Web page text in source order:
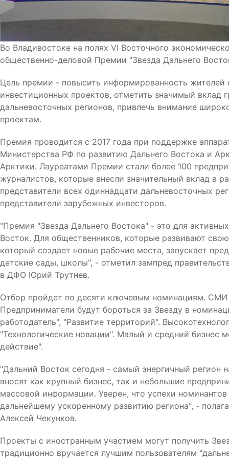
Во Владивостоке на полях VI Восточного
общественно-деловой Премии "Звезда Дальнего
Цель премии - повысить информированность
инвестиционных проектов, отметить значимый вклад
дальневосточных регионов, привлечь внимание
проектам.
Премия проводится с 2017 года при поддержке
Министерства РФ по развитию Дальнего Востока и
Арктики. Лауреатами Премии стали более 100
журналистов, которые внесли значительный вклад в
представители всех одиннадцати дальневосточных
представители зарубежных инвесторов.
"Премия "Звезда Дальнего Востока" - это для
Восток. Для общественников, которые развивают
который создает новые рабочие места, запускает
детские сады, школы", - отметил зампред
в ДФО Юрий Трутнев.
Отбор пройдет по десяти ключевым номинациям.
Предприниматели будут бороться за Звезду в
работодатель", "Развитие территорий".
"Технологические новации". Малый и средний бизнес
действие".
"Дальний Восток сегодня - самый энергичный
вносят как крупный бизнес, так и небольшие
массовой информации. Уверен, что успехи
дальнейшему ускоренному развитию региона", -
Алексей Чекунков.
Проекты с иностранным участием могут получить
традиционно вручается лучшим пользователям